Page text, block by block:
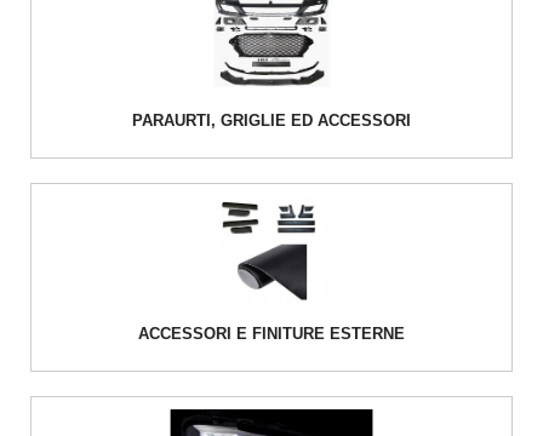
PARAURTI, GRIGLIE ED ACCESSORI
ACCESSORI E FINITURE ESTERNE